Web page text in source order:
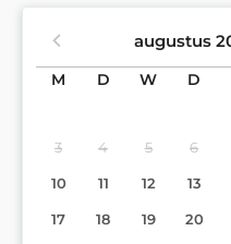
augustus
M D W D
3 4 5 6
10 11 12 13
17 18 19 20